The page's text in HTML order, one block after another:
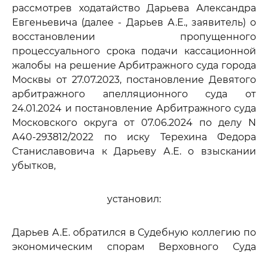
рассмотрев ходатайство Дарьева Александра
Евгеньевича (далее - Дарьев А.Е., заявитель) о
восстановлении пропущенного
процессуального срока подачи кассационной
жалобы на решение Арбитражного суда города
Москвы от 27.07.2023, постановление Девятого
арбитражного апелляционного суда от
24.01.2024 и постановление Арбитражного суда
Московского округа от 07.06.2024 по делу N
А40-293812/2022 по иску Терехина Федора
Станиславовича к Дарьеву А.Е. о взыскании
убытков,
установил:
Дарьев А.Е. обратился в Судебную коллегию по
экономическим спорам Верховного Суда